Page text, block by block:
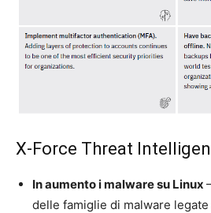
X-Force Threat
In aumento i malware su Linux
delle famiglie di malware legate